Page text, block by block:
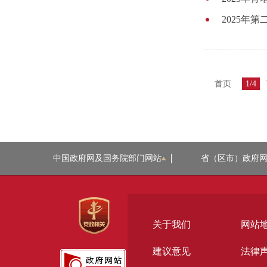
2025年第
首页 1/4
中国政府网及国务院部门网站 省（区市）政府
关于我们 网站
建议意见 法律